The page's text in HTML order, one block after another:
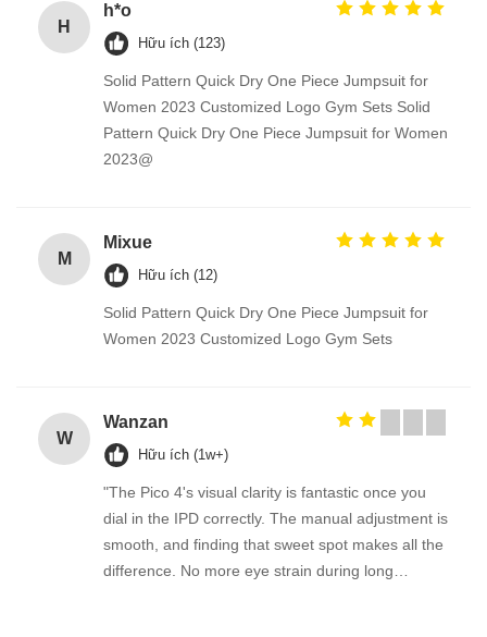
H
h*o
Hữu ích (123)
Solid Pattern Quick Dry One Piece Jumpsuit for
Women 2023 Customized Logo Gym Sets Solid
Pattern Quick Dry One Piece Jumpsuit for Women
2023@
M
Mixue
Hữu ích (12)
Solid Pattern Quick Dry One Piece Jumpsuit for
Women 2023 Customized Logo Gym Sets
W
Wanzan
Hữu ích (1w+)
"The Pico 4's visual clarity is fantastic once you
dial in the IPD correctly. The manual adjustment is
smooth, and finding that sweet spot makes all the
difference. No more eye strain during long